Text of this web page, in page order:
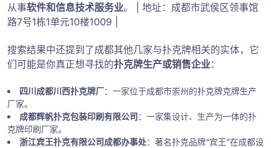
从事软件和信息技术服务业。 | 地址：成都市武侯区领事馆
路7号1栋1单元10楼1009 |
搜索结果中还提到了成都其他几家与扑克牌相关的实体，它
们可能是你真正想寻找的扑克牌生产或销售企业：
四川成都川西扑克牌厂：一家位于成都市崇州的扑克牌克牌生产
厂家。
成都辉帆扑克包装印刷有限公司：一家集设计、生产为一体的扑
克牌印刷厂家。
浙江宾王扑克有限公司成都办事处：著名扑克品牌“宾王”在成都设